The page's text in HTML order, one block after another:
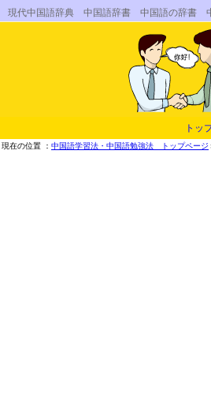
現代中国語辞典 中国語辞書 中国語の辞
トッ
現在の位置 ： 中国語学習法・中国語勉強法 トップページ